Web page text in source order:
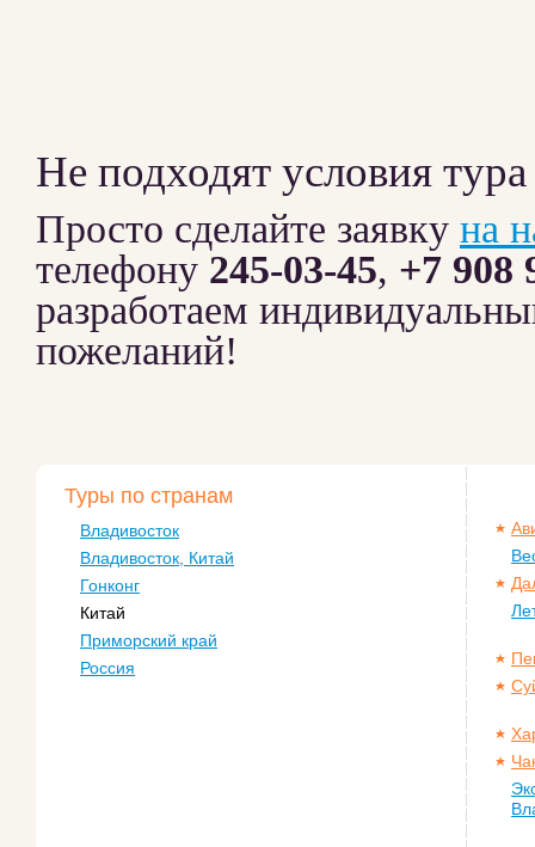
Не подходят условия
Просто сделайте заявку на
телефону 245-03-45, +7 908
разработаем
пожеланий!
Туры по странам
Владивосток
Владивосток, Китай
Гонконг
Китай
Приморский край
Россия